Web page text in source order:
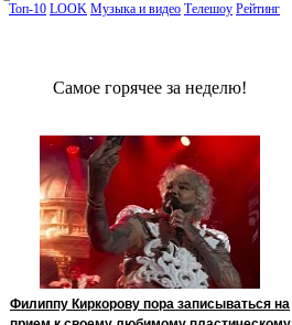
Топ-10 LOOK Музыка и видео Телешоу Рейтинг
Сaмое гoрячее за неделю!
Филиппу Киркорову пора записываться на